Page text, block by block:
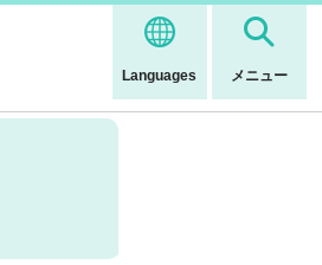
Languages メニュー